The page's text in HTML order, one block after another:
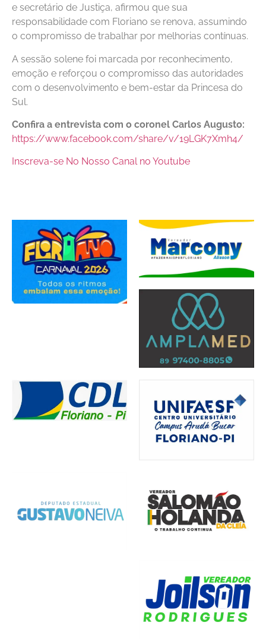
e secretário de Justiça, afirmou que sua
responsabilidade com Floriano se renova, assumindo
o compromisso de trabalhar por melhorias contínuas.
A sessão solene foi marcada por reconhecimento,
emoção e reforçou o compromisso das autoridades
com o desenvolvimento e bem-estar da Princesa do
Sul.
Confira a entrevista com o coronel Carlos Augusto:
https://www.facebook.com/share/v/19LGK7Xmh4/
Inscreva-se No Nosso Canal no Youtube